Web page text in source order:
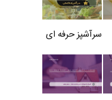
سرآشپز حرفه ای